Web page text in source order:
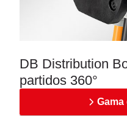
DB Distribution
partidos 360°